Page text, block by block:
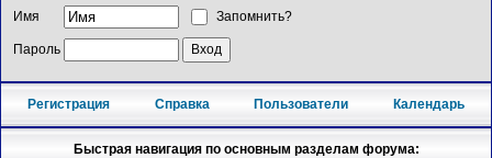
Имя Запомнить?
Пароль
Регистрация Справка Пользователи Календарь
Быстрая навигация по основным разделам форума: